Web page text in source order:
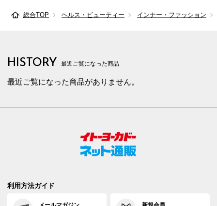
総合TOP ヘルス・ビューティー インナー・ファッション
HISTORY 最近ご覧になった商品
最近ご覧になった商品がありません。
利用方法ガイド